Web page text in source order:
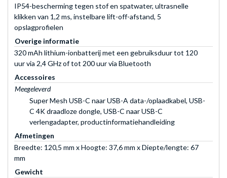
IP54-bescherming tegen stof en spatwater, ultrasnelle
klikken van 1,2 ms, instelbare lift-off-afstand, 5
opslagprofielen
Overige informatie
320 mAh lithium-ionbatterij met een gebruiksduur tot 120
uur via 2,4 GHz of tot 200 uur via Bluetooth
Accessoires
Meegeleverd
Super Mesh USB-C naar USB-A data-/oplaadkabel, USB-
C 4K draadloze dongle, USB-C naar USB-C
verlengadapter, productinformatiehandleiding
Afmetingen
Breedte: 120,5 mm x Hoogte: 37,6 mm x Diepte/lengte: 67
mm
Gewicht